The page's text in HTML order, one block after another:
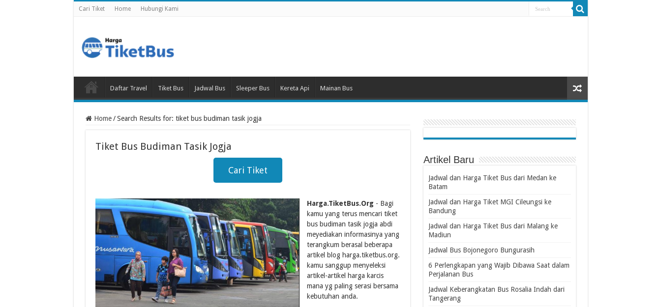
Cari Tiket Home Hubungi Kami
Daftar Travel Tiket Bus Jadwal Bus Sleeper Bus Kereta Api Mainan Bus
Home / Search Results for: tiket bus budiman tasik jogja
Tiket Bus Budiman Tasik Jogja
Cari Tiket
Harga.TiketBus.Org - Bagi
kamu yang terus mencari tiket
bus budiman tasik jogja abdi
meyediakan informasinya yang
terangkum berasal beberapa
artikel blog harga.tiketbus.org.
kamu sanggup menyeleksi
artikel-artikel harga karcis
mana yg paling serasi bersama
kebutuhan anda.
Artikel Baru
Jadwal dan Harga Tiket Bus dari Medan ke
Batam
Jadwal dan Harga Tiket MGI Cileungsi ke
Bandung
Jadwal dan Harga Tiket Bus dari Malang ke
Madiun
Jadwal Bus Bojonegoro Bungurasih
6 Perlengkapan yang Wajib Dibawa Saat dalam
Perjalanan Bus
Jadwal Keberangkatan Bus Rosalia Indah dari
Tangerang